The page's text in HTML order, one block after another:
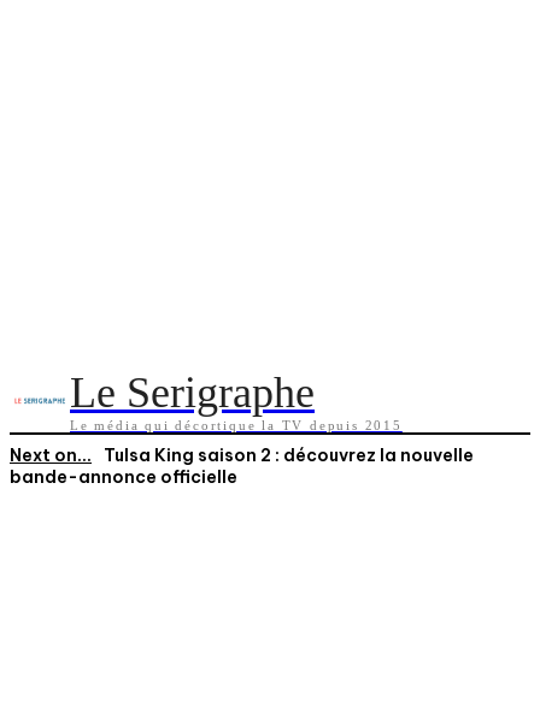
Le Serigraphe
Le média qui décortique la TV depuis 2015
Next on...
Tulsa King saison 2 : découvrez la nouvelle
bande-annonce officielle